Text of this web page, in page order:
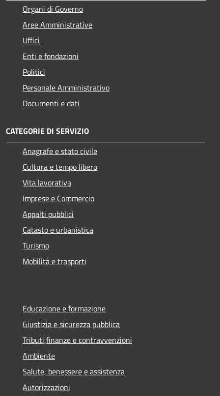
Organi di Governo
Aree Amministrative
Uffici
Enti e fondazioni
Politici
Personale Amministrativo
Documenti e dati
CATEGORIE DI SERVIZIO
Anagrafe e stato civile
Cultura e tempo libero
Vita lavorativa
Imprese e Commercio
Appalti pubblici
Catasto e urbanistica
Turismo
Mobilità e trasporti
Educazione e formazione
Giustizia e sicurezza pubblica
Tributi,finanze e contravvenzioni
Ambiente
Salute, benessere e assistenza
Autorizzazioni